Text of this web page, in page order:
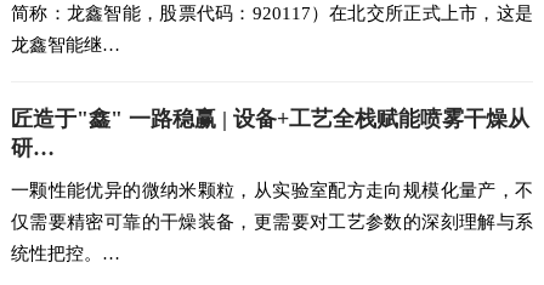
简称：龙鑫智能，股票代码：920117）在北交所正式上市，这是
龙鑫智能继…
匠造于"鑫" 一路稳赢 | 设备+工艺全栈赋能喷雾干燥从
研…
一颗性能优异的微纳米颗粒，从实验室配方走向规模化量产，不
仅需要精密可靠的干燥装备，更需要对工艺参数的深刻理解与系
统性把控。…